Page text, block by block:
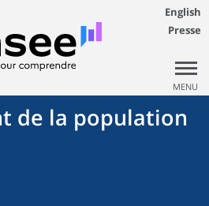
English
Presse
MENU
de la population